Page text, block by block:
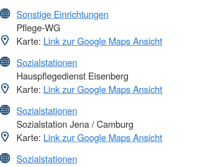
Sonstige Einrichtungen
Pflege-WG
Karte: Link zur Google Maps Ansicht
Sozialstationen
Hauspflegedienst Eisenberg
Karte: Link zur Google Maps Ansicht
Sozialstationen
Sozialstation Jena / Camburg
Karte: Link zur Google Maps Ansicht
Sozialstationen